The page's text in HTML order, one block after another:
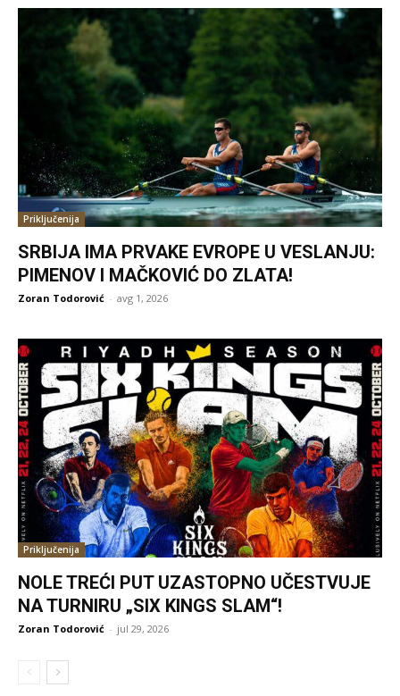
Priključenija
SRBIJA IMA PRVAKE EVROPE U VESLANJU:
PIMENOV I MAČKOVIĆ DO ZLATA!
Zoran Todorović - avg 1, 2026
Priključenija
NOLE TREĆI PUT UZASTOPNO UČESTVUJE
NA TURNIRU „SIX KINGS SLAM“!
Zoran Todorović - jul 29, 2026